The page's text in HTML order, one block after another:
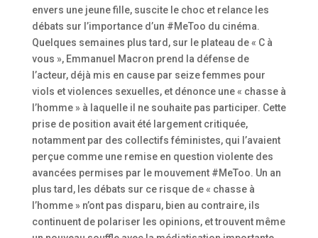
envers une jeune fille, suscite le choc et relance les
débats sur l’importance d’un #MeToo du cinéma.
Quelques semaines plus tard, sur le plateau de « C à
vous », Emmanuel Macron prend la défense de
l’acteur, déjà mis en cause par seize femmes pour
viols et violences sexuelles, et dénonce une « chasse à
l’homme » à laquelle il ne souhaite pas participer. Cette
prise de position avait été largement critiquée,
notamment par des collectifs féministes, qui l’avaient
perçue comme une remise en question violente des
avancées permises par le mouvement #MeToo. Un an
plus tard, les débats sur ce risque de « chasse à
l’homme » n’ont pas disparu, bien au contraire, ils
continuent de polariser les opinions, et trouvent même